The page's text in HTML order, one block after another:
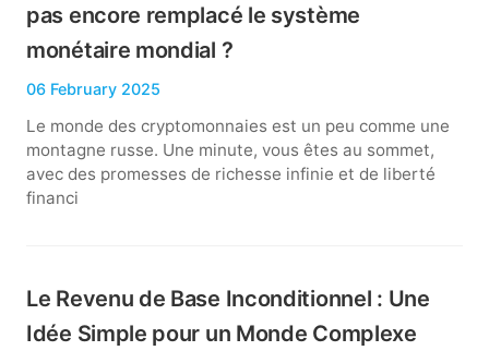
pas encore remplacé le système
monétaire mondial ?
06 February 2025
Le monde des cryptomonnaies est un peu comme une
montagne russe. Une minute, vous êtes au sommet,
avec des promesses de richesse infinie et de liberté
financi
Le Revenu de Base Inconditionnel : Une
Idée Simple pour un Monde Complexe